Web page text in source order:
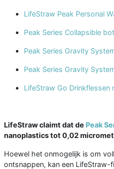
LifeStraw Peak Personal
Peak Series Collapsible
Peak Series Gravity
Peak Series Gravity
LifeStraw Go Drinkflessen
LifeStraw claimt dat de Peak
nanoplastics tot 0,02
Hoewel het onmogelijk is om
ontsnappen, kan een